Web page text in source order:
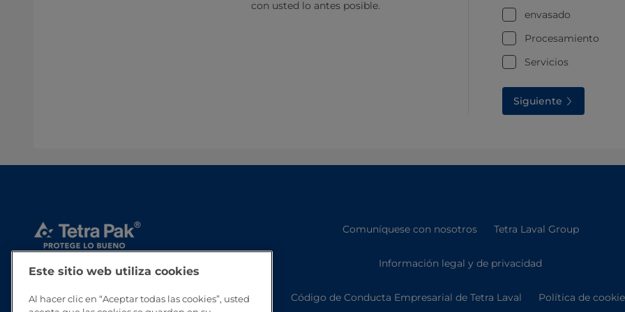
con usted lo antes posible.
envasado
Procesamiento
Servicios
Siguiente
Comuníquese con nosotros Tetra Laval Group
Información legal y de privacidad
Código de Conducta Empresarial de Tetra Laval Política de
Este sitio web utiliza cookies
Al hacer clic en “Aceptar todas las cookies”, usted